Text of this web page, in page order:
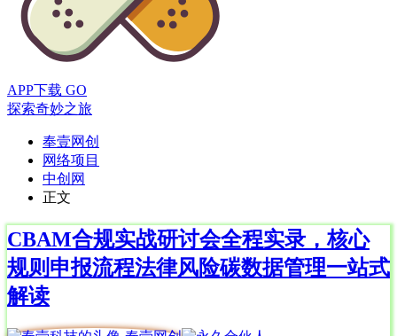
APP下载 GO
探索奇妙之旅
奉壹网创
网络项目
中创网
正文
CBAM合规实战研讨会全程实录，核心
规则申报流程法律风险碳数据管理一站式
解读